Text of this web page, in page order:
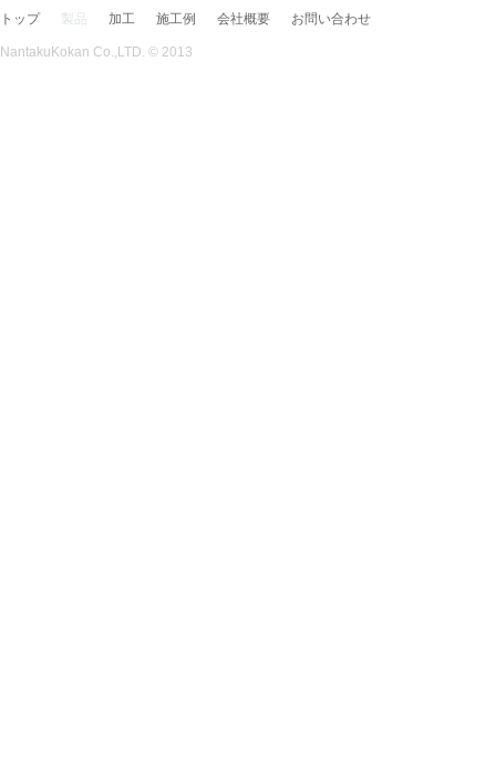
トップ 製品 加工 施工例 会社概要 お問い合わせ
NantakuKokan Co.,LTD. © 2013